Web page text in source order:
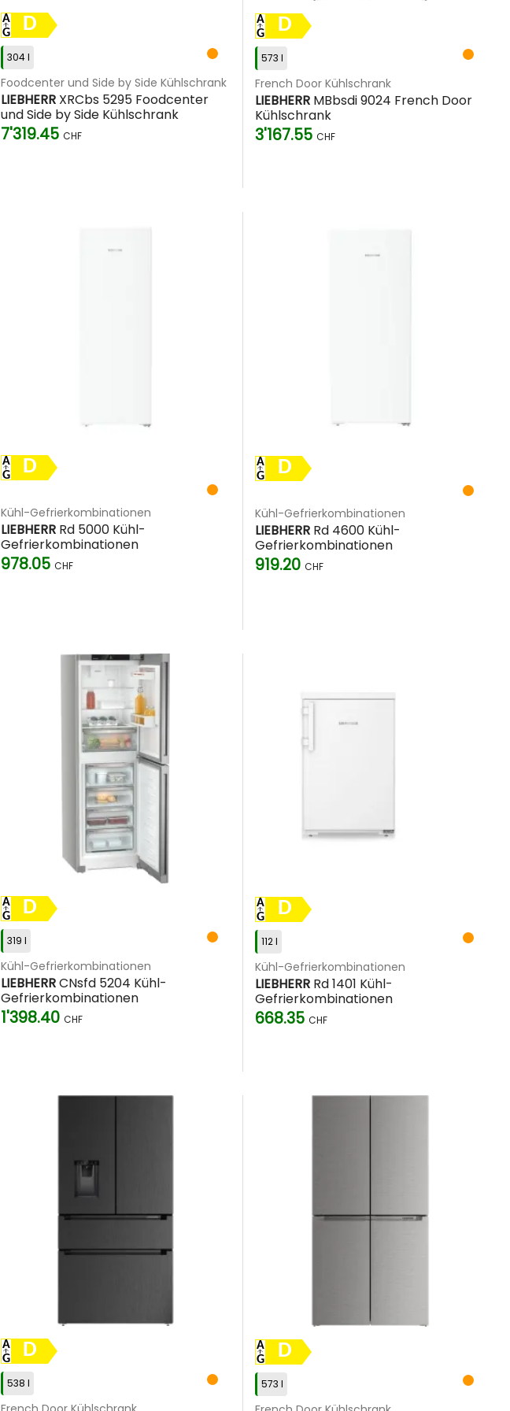
D
304 l
Foodcenter und Side by Side Kühlschrank
LIEBHERRXRCbs 5295 Foodcenter
und Side by Side Kühlschrank
7'319.45 CHF
D
573 l
French Door Kühlschrank
LIEBHERR MBbsdi 9024 French Door
Kühlschrank
3'167.55CHF
D
Kühl-Gefrierkombinationen
LIEBHERRRd 5000 Kühl-
Gefrierkombinationen
978.05 CHF
D
Kühl-Gefrierkombinationen
LIEBHERR Rd 4600 Kühl-
Gefrierkombinationen
919.20CHF
D
319 l
Kühl-Gefrierkombinationen
LIEBHERRCNsfd 5204 Kühl-
Gefrierkombinationen
1'398.40 CHF
D
112 l
Kühl-Gefrierkombinationen
LIEBHERR Rd 1401 Kühl-
Gefrierkombinationen
668.35CHF
D
538 l
D
573 l